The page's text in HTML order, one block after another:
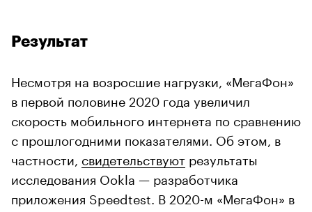
Результат
Несмотря на возросшие нагрузки, «МегаФон»
в первой половине 2020 года увеличил
скорость мобильного интернета по сравнению
с прошлогодними показателями. Об этом, в
частности, свидетельствуют результаты
исследования Ookla — разработчика
приложения Speedtest. В 2020-м «МегаФон» в